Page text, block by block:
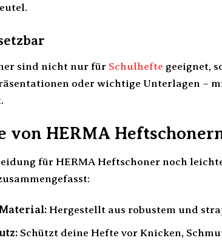
sind nicht nur für Schulhefte geeignet,
oder wichtige Unterlagen –
von HERMA
für HERMA Heftschoner noch
Hergestellt aus robustem und
Schützt deine Hefte vor Knicken,